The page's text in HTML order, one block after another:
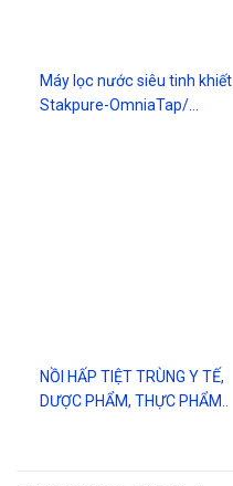
Máy lọc nước siêu tinh khiết
Stakpure-OmniaTap/…
NỒI HẤP TIỆT TRÙNG Y TẾ,
DƯỢC PHẨM, THỰC PHẨM..